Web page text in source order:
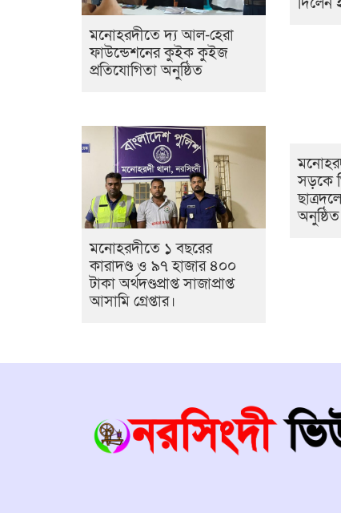
মনোহরদীতে দ্য আল-হেরা
ফাউন্ডেশনের কুইক কুইজ
প্রতিযোগিতা অনুষ্ঠিত
মনোহরদীতে ১ বছরের
কারাদণ্ড ও ৯৭ হাজার ৪০০
টাকা অর্থদণ্ডপ্রাপ্ত সাজাপ্রাপ্ত
আসামি গ্রেপ্তার।
সড়কে